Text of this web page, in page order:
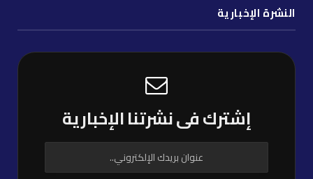
النشرة الإخبارية
إشترك فى نشرتنا الإخبارية